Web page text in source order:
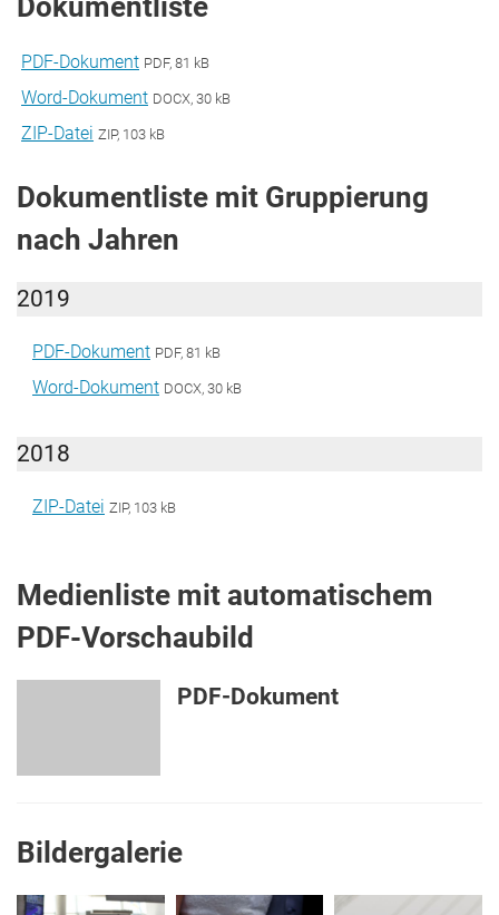
Dokumentliste
PDF-Dokument PDF, 81 kB
Word-Dokument DOCX, 30 kB
ZIP-Datei ZIP, 103 kB
Dokumentliste mit Gruppierung
nach Jahren
2019
PDF-Dokument PDF, 81 kB
Word-Dokument DOCX, 30 kB
2018
ZIP-Datei ZIP, 103 kB
Medienliste mit automatischem
PDF-Vorschaubild
PDF-Dokument
Bildergalerie